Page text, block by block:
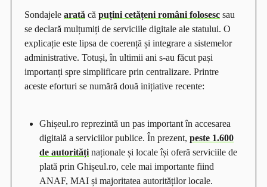
Sondajele arată că puțini cetățeni români folosesc sau
se declară mulțumiți de serviciile digitale ale statului. O
explicație este lipsa de coerență și integrare a sistemelor
administrative. Totuși, în ultimii ani s-au făcut pași
importanți spre simplificare prin centralizare. Printre
aceste eforturi se numără două inițiative recente:
Ghișeul.ro reprezintă un pas important în accesarea
digitală a serviciilor publice. În prezent, peste 1.600
de autorități naționale și locale își oferă serviciile de
plată prin Ghișeul.ro, cele mai importante fiind
ANAF, MAI și majoritatea autorităților locale.